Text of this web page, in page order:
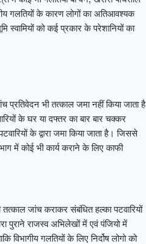
गलतियों के कारण लोगों का अतिआवश्यक
स्वामियों को कई प्रकार के परेशानियों का
प्रतिवेदन भी तत्काल जमा नहीं किया जाता है
के घर या दफ्तर का बार बार चक्कर
के द्वारा जमा किया जाता है। जिससे
में कोई भी कार्य कराने के लिए काफी
जांच कराकर संबंधित हल्का पटवारियों
पुराने राजस्व अभिलेखों में एवं पंजियो में
गलतियों के लिए निर्दोष लोगो को